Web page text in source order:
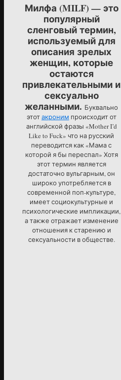
Милфа (MILF) — это
популярный
сленговый термин,
используемый для
описания зрелых
женщин, которые
остаются
привлекательными и
сексуально
желанными. Буквально
этотакроним происходит от
английской фразы «Mother I’d
Like to Fuck» что на русский
переводится как «Мама с
которой я бы переспал» Хотя
этот термин является
достаточно вульгарным, он
широко употребляется в
современной поп-культуре,
имеет социокультурные и
психологические импликации,
а также отражает изменение
отношения к старению и
сексуальности в обществе.